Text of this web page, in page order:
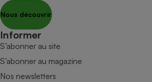
Nous découvrir
Informer
S’abonner au site
S’abonner au magazine
Nos newsletters